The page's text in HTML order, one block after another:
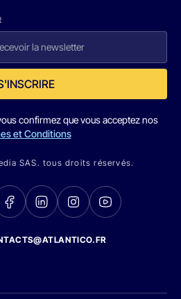
confirmez que vous acceptez nos
et Conditions
SAS. tous droits réservés.